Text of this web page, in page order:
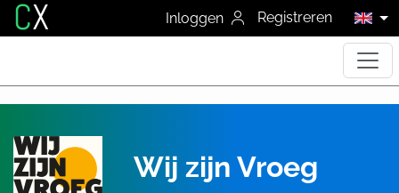
CX Inloggen Registreren
Wij zijn Vroeg